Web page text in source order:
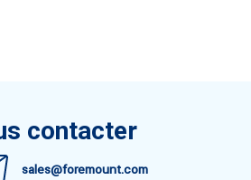
contacter
sales@foremount.com